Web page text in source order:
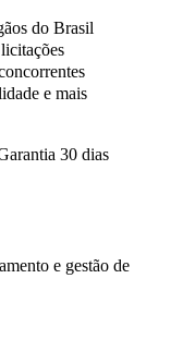
do Brasil
e mais
30 dias
e gestão de